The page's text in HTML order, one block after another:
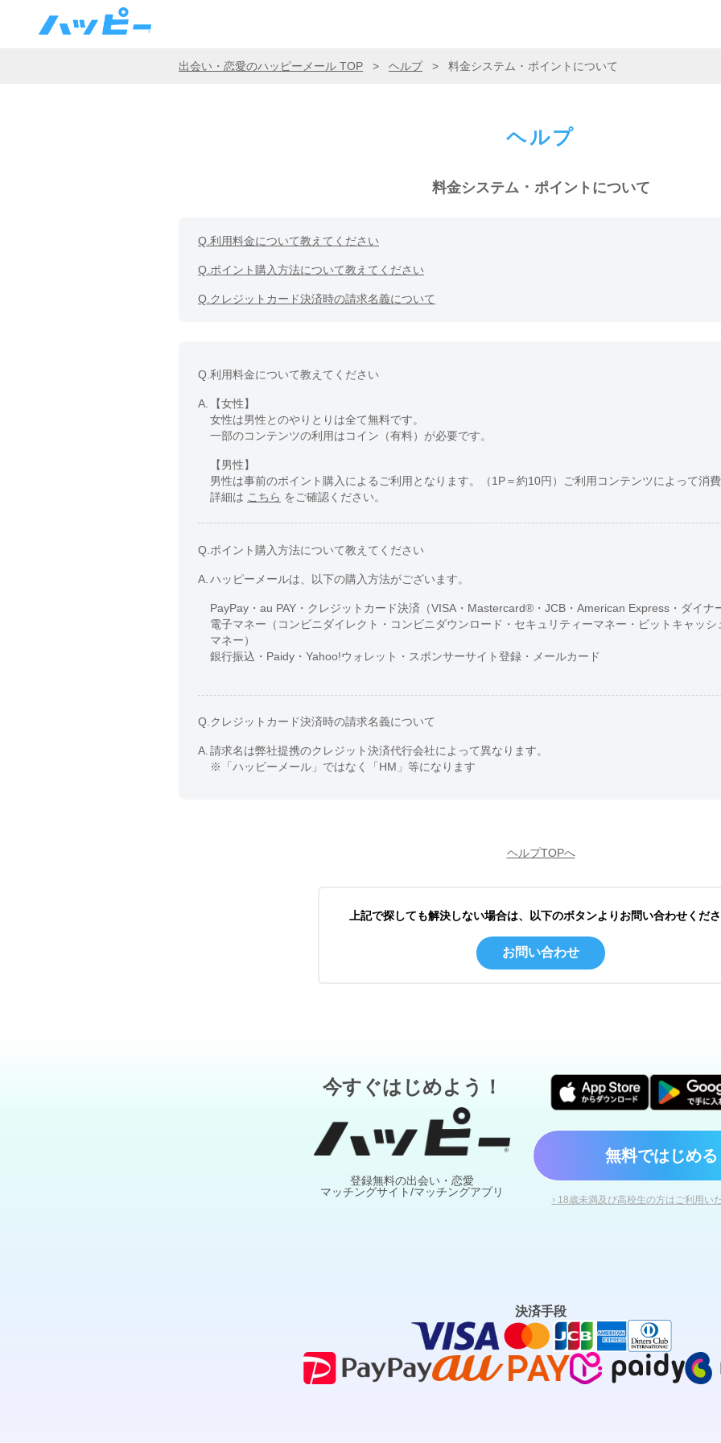
出会い・恋愛のハッピーメール TOP > ヘルプ > 料金システム ･ ポイントについて
ヘルプ
料金システム ･ ポイントについて
Q. 利用料金について教えてください
Q. ポイント購入方法について教えてください
Q. クレジットカード決済時の請求名義について
Q. 利用料金について教えてください
A.
【女性】
女性は男性とのやりとりは全て無料です。
一部のコンテンツの利用はコイン（有料）が必要です。
【男性】
男性は事前のポイント購入によるご利用となります。（1P＝約10円）ご利用コンテンツによって消
詳細は こちら をご確認ください。
Q. ポイント購入方法について教えてください
A. ハッピーメールは、以下の購入方法がございます。
PayPay・au PAY・クレジットカード決済（VISA・Mastercard®・JCB・American Express・ダイナ
電子マネー（コンビニダイレクト・コンビニダウンロード・セキュリティーマネー・ビットキャッ
マネー）
銀行振込・Paidy・Yahoo!ウォレット・スポンサーサイト登録・メールカード
Q.クレジットカード決済時の請求名義について
A.請求名は弊社提携のクレジット決済代行会社によって異なります。
※「ハッピーメール」ではなく「HM」等になります
ヘルプTOPへ
上記で探しても解決しない場合は、以下のボタンよりお問い合わせくだ
お問い合わせ
今すぐはじめよう！
登録無料の出会い・恋愛
マッチングサイト/マッチングアプリ
無料ではじめる
› 18歳未満及び高校生の方はご利用い
決済手段